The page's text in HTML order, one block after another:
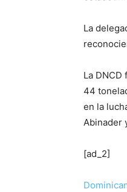
La
La
44
en la
Abinader
[ad_2]